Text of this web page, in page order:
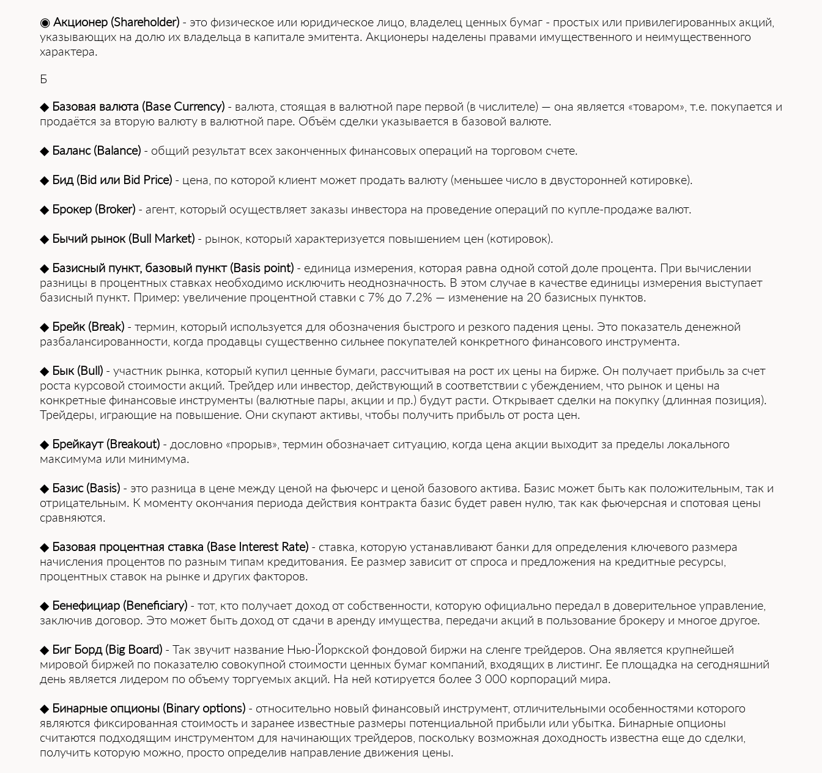
◉ Акционер (Shareholder) - это физическое или юридическое лицо, владелец ценных бумаг - простых или привилегированных акций,
указывающих на долю их владельца в капитале эмитента. Акционеры наделены правами имущественного и неимущественного
характера.
Б
◆ Базовая валюта (Base Currency) - валюта, стоящая в валютной паре первой (в числителе) — она является «товаром», т.е. покупается и
продаётся за вторую валюту в валютной паре. Объём сделки указывается в базовой валюте.
◆ Баланс (Balance) - общий результат всех законченных финансовых операций на торговом счете.
◆ Бид (Bid или Bid Price) - цена, по которой клиент может продать валюту (меньшее число в двусторонней котировке).
◆ Брокер (Broker) - агент, который осуществляет заказы инвестора на проведение операций по купле-продаже валют.
◆ Бычий рынок (Bull Market) - рынок, который характеризуется повышением цен (котировок).
◆ Базисный пункт, базовый пункт (Basis point) - единица измерения, которая равна одной сотой доле процента. При вычислении
разницы в процентных ставках необходимо исключить неоднозначность. В этом случае в качестве единицы измерения выступает
базисный пункт. Пример: увеличение процентной ставки с 7% до 7.2% — изменение на 20 базисных пунктов.
◆ Брейк (Break) - термин, который используется для обозначения быстрого и резкого падения цены. Это показатель денежной
разбалансированности, когда продавцы существенно сильнее покупателей конкретного финансового инструмента.
◆ Бык (Bull) - участник рынка, который купил ценные бумаги, рассчитывая на рост их цены на бирже. Он получает прибыль за счет
роста курсовой стоимости акций. Трейдер или инвестор, действующий в соответствии с убеждением, что рынок и цены на
конкретные финансовые инструменты (валютные пары, акции и пр.) будут расти. Открывает сделки на покупку (длинная позиция).
Трейдеры, играющие на повышение. Они скупают активы, чтобы получить прибыль от роста цен.
◆ Брейкаут (Breakout) - дословно «прорыв», термин обозначает ситуацию, когда цена акции выходит за пределы локального
максимума или минимума.
◆ Базис (Basis) - это разница в цене между ценой на фьючерс и ценой базового актива. Базис может быть как положительным, так и
отрицательным. К моменту окончания периода действия контракта базис будет равен нулю, так как фьючерсная и спотовая цены
сравняются.
◆ Базовая процентная ставка (Base Interest Rate) - ставка, которую устанавливают банки для определения ключевого размера
начисления процентов по разным типам кредитования. Ее размер зависит от спроса и предложения на кредитные ресурсы,
процентных ставок на рынке и других факторов.
◆ Бенефициар (Beneficiary) - тот, кто получает доход от собственности, которую официально передал в доверительное управление,
заключив договор. Это может быть доход от сдачи в аренду имущества, передачи акций в пользование брокеру и многое другое.
◆ Биг Борд (Big Board) - Так звучит название Нью-Йоркской фондовой биржи на сленге трейдеров. Она является крупнейшей
мировой биржей по показателю совокупной стоимости ценных бумаг компаний, входящих в листинг. Ее площадка на сегодняшний
день является лидером по объему торгуемых акций. На ней котируется более 3 000 корпораций мира.
◆ Бинарные опционы (Binary options) - относительно новый финансовый инструмент, отличительными особенностями которого
являются фиксированная стоимость и заранее известные размеры потенциальной прибыли или убытка. Бинарные опционы
считаются подходящим инструментом для начинающих трейдеров, поскольку возможная доходность известна еще до сделки,
получить которую можно, просто определив направление движения цены.